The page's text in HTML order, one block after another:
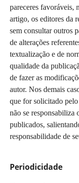
pareceres favoráveis,
artigo, os editores da
sem consultar outros
de alterações
textualização e de
qualidade da
de fazer as
autor. Nos demais
que for solicitado
não se responsabiliza
publicados,
responsabilidade de
Periodicidade